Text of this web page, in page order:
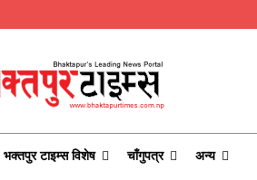
भक्तपुर टाइम्स विशेष चाँगुपत्र अन्य